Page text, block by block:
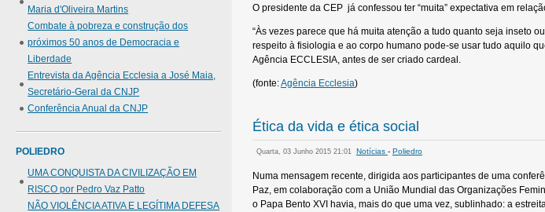
O presidente da CEP já confessou ter “muita” expectativa em
“Às vezes parece que há muita atenção a tudo quanto seja inseto
respeito à fisiologia e ao corpo humano pode-se usar tudo aquilo
Agência ECCLESIA, antes de ser criado cardeal.
(fonte:Agência Ecclesia)
Ética da vida e ética social
Quarta, 03 Junho 2015 21:01 Notícias - Poliedro
Numa mensagem recente, dirigida aos participantes de uma
Paz, em colaboração com a União Mundial das Organizações
o Papa Bento XVI havia, mais do que uma vez, sublinhado: a
Maria d'Oliveira Martins
Combate à pobreza e construção dos
próximos 50 anos de Democracia e
Liberdade
Entrevista da Agência Ecclesia a José Maia,
Secretário-Geral da CNJP
Conferência Anual da CNJP
POLIEDRO
UMA CONQUISTA DA CIVILIZAÇÃO EM
RISCO por Pedro Vaz Patto
NÃO VIOLÊNCIA ATIVA E LEGÍTIMA DEFESA